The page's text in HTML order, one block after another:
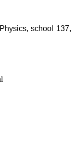
school 137,